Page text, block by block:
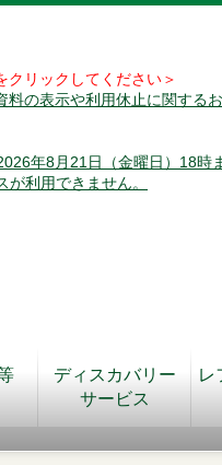
リックしてください＞
料の表示や利用休止に関する
年8月21日（金曜日）18時
利用できません。
ディスカバリー
サービス
レ